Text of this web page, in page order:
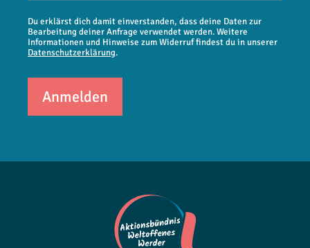
Du erklärst dich damit einverstanden, dass deine Daten zur
Bearbeitung deiner Anfrage verwendet werden. Weitere
Informationen und Hinweise zum Widerruf findest du in unserer
Datenschutzerklärung.